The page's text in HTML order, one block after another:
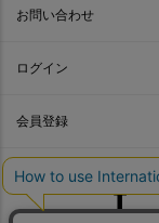
お問い合わせ
ログイン
会員登録